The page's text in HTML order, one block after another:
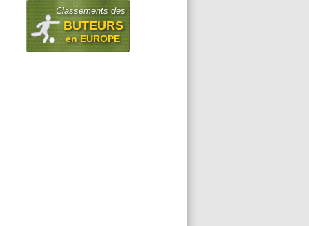
Classements des
BUTEURS
en EUROPE